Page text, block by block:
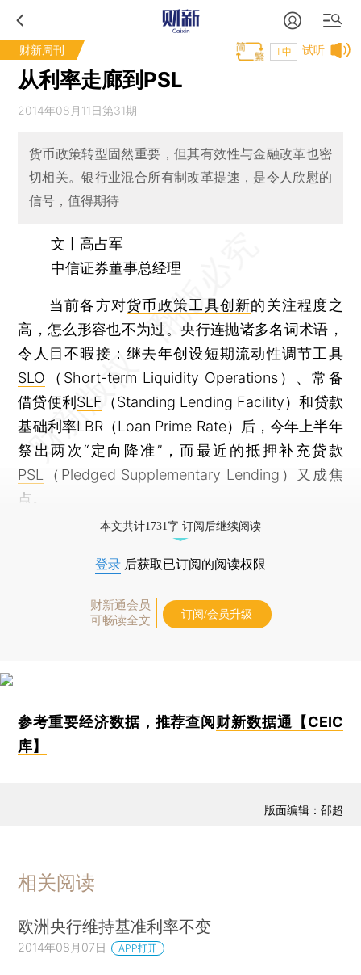
财新周刊 试听
T中
从利率走廊到PSL
2014年08月11日第31期
货币政策转型固然重要，但其有效性与金融改革也密
切相关。银行业混合所有制改革提速，是令人欣慰的
信号，值得期待
文丨高占军
中信证券董事总经理
当前各方对货币政策工具创新的关注程度之
高，怎么形容也不为过。央行连抛诸多名词术语，
令人目不暇接：继去年创设短期流动性调节工具
SLO （Short-term Liquidity Operations）、常备
借贷便利 SLF （Standing Lending Facility）和贷款
基础利率LBR（Loan Prime Rate）后，今年上半年
祭出两次“定向降准”，而最近的抵押补充贷款
PSL
（Pledged Supplementary Lending）又成焦
点。
本文共计1731字 订阅后继续阅读
登录 后获取已订阅的阅读权限
财新通会员
可畅读全文
订阅/会员升级
参考重要经济数据，推荐查阅 财新数据通【CEIC
库】
版面编辑：邵超
相关阅读
欧洲央行维持基准利率不变
2014年08月07日 APP打开